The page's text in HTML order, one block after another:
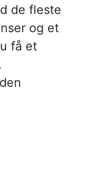
de fleste
og et
få et